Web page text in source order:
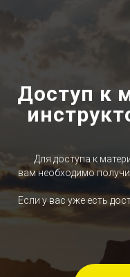
Доступ к
Для доступа к
вам необходимо
Если у вас уже есть